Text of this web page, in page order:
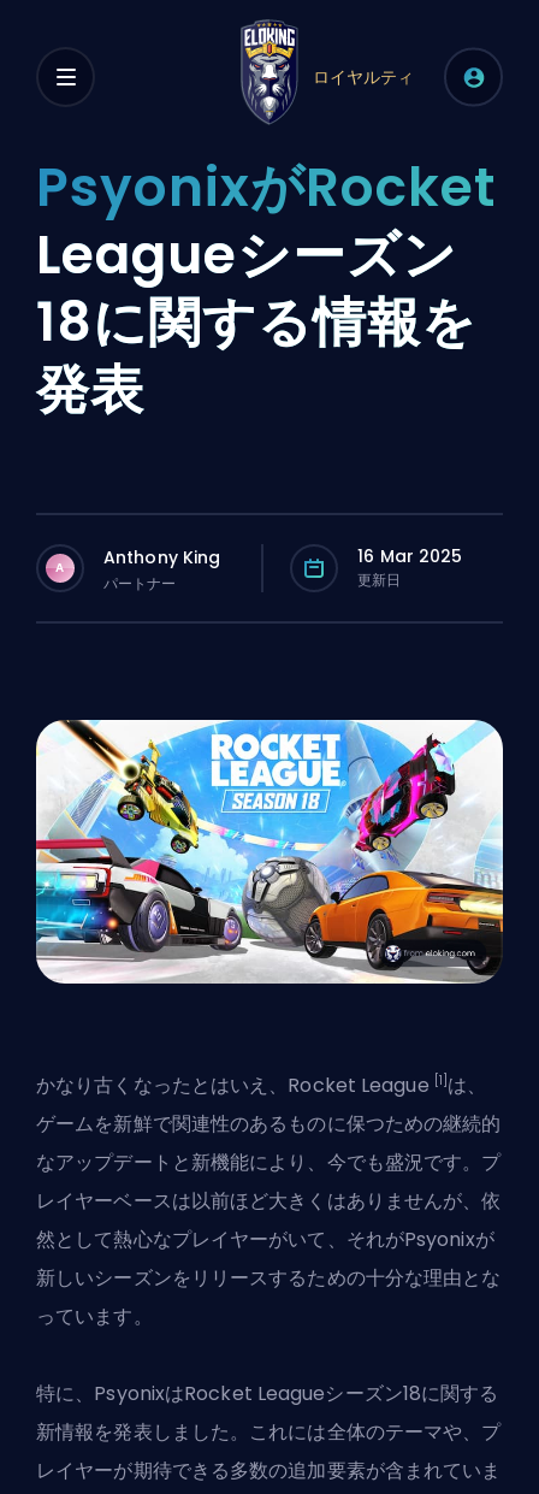
ロイヤルティ
PsyonixがRocket
Leagueシーズン
18に関する情報を
発表
A Anthony King
パートナー
16 Mar 2025
更新日
かなり古くなったとはいえ、 Rocket League [1] は、
ゲームを新鮮で関連性のあるものに保つための継続的
なアップデートと新機能により、今でも盛況です。プ
レイヤーベースは以前ほど大きくはありませんが、依
然として熱心なプレイヤーがいて、それがPsyonixが
新しいシーズンをリリースするための十分な理由とな
っています。
特に、PsyonixはRocket Leagueシーズン18に関する
新情報を発表しました。これには全体のテーマや、プ
レイヤーが期待できる多数の追加要素が含まれていま